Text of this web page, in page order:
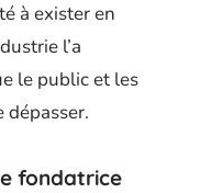
à exister en
l’a
le public et les
dépasser.
fondatrice